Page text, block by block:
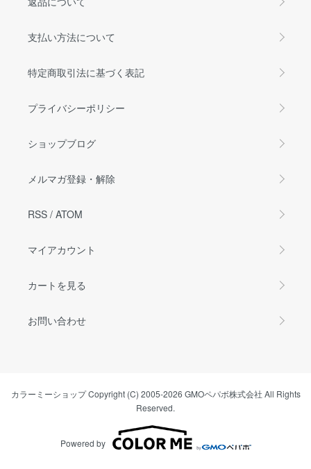
支払い方法について
特定商取引法に基づく表記
プライバシーポリシー
ショップブログ
メルマガ登録・解除
RSS / ATOM
マイアカウント
カートを見る
お問い合わせ
カラーミーショップCopyright (C) 2005-2026 GMOペパボ株式会社 All Rights
Reserved.
Powered by